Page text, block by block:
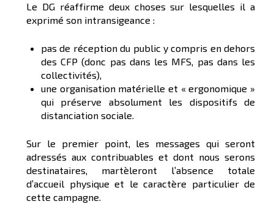
Le DG réaffirme deux choses sur lesquelles il a
exprimé son intransigeance :
pas de réception du public y compris en dehors
des CFP (donc pas dans les MFS, pas dans les
collectivités),
une organisation matérielle et « ergonomique »
qui préserve absolument les dispositifs de
distanciation sociale.
Sur le premier point, les messages qui seront
adressés aux contribuables et dont nous serons
destinataires, martèleront l’absence totale
d’accueil physique et le caractère particulier de
cette campagne.